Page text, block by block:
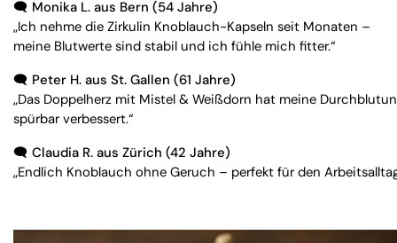
🗨️ Monika L. aus Bern (54 Jahre)
„Ich nehme die Zirkulin Knoblauch-Kapseln seit Monaten –
meine Blutwerte sind stabil und ich fühle mich fitter.“
🗨️ Peter H. aus St. Gallen (61 Jahre)
„Das Doppelherz mit Mistel & Weißdorn hat meine
spürbar verbessert.“
🗨️ Claudia R. aus Zürich (42 Jahre)
„Endlich Knoblauch ohne Geruch – perfekt für den